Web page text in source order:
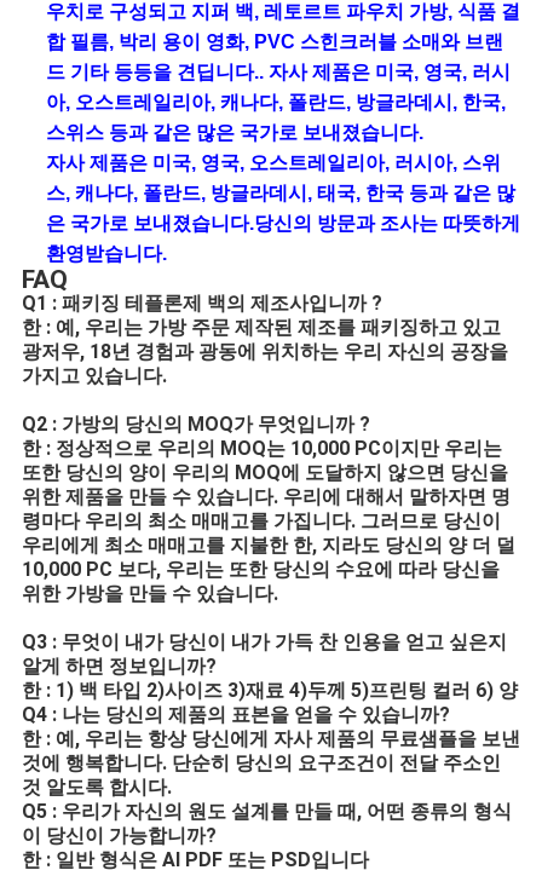
우치로 구성되고 지퍼 백, 레토르트 파우치 가방, 식품 결
합 필름, 박리 용이 영화, PVC 스힌크러블 소매와 브랜
드 기타 등등을 견딥니다.. 자사 제품은 미국, 영국, 러시
아, 오스트레일리아, 캐나다, 폴란드, 방글라데시, 한국,
스위스 등과 같은 많은 국가로 보내졌습니다.
자사 제품은 미국, 영국, 오스트레일리아, 러시아, 스위
스, 캐나다, 폴란드, 방글라데시, 태국, 한국 등과 같은 많
은 국가로 보내졌습니다.당신의 방문과 조사는 따뜻하게
환영받습니다.
FAQ
Q1 : 패키징 테플론제 백의 제조사입니까 ?
한 : 예, 우리는 가방 주문 제작된 제조를 패키징하고 있고
광저우, 18년 경험과 광동에 위치하는 우리 자신의 공장을
가지고 있습니다.
Q2 : 가방의 당신의 MOQ가 무엇입니까 ?
한 : 정상적으로 우리의 MOQ는 10,000 PC이지만 우리는
또한 당신의 양이 우리의 MOQ에 도달하지 않으면 당신을
위한 제품을 만들 수 있습니다. 우리에 대해서 말하자면 명
령마다 우리의 최소 매매고를 가집니다. 그러므로 당신이
우리에게 최소 매매고를 지불한 한, 지라도 당신의 양 더 덜
10,000 PC 보다, 우리는 또한 당신의 수요에 따라 당신을
위한 가방을 만들 수 있습니다.
Q3 : 무엇이 내가 당신이 내가 가득 찬 인용을 얻고 싶은지
알게 하면 정보입니까?
한 : 1) 백 타입 2)사이즈 3)재료 4)두께 5)프린팅 컬러 6) 양
Q4 : 나는 당신의 제품의 표본을 얻을 수 있습니까?
한 : 예, 우리는 항상 당신에게 자사 제품의 무료샘플을 보낸
것에 행복합니다. 단순히 당신의 요구조건이 전달 주소인
것 알도록 합시다.
Q5 : 우리가 자신의 원도 설계를 만들 때, 어떤 종류의 형식
이 당신이 가능합니까?
한 : 일반 형식은 AI PDF 또는 PSD입니다